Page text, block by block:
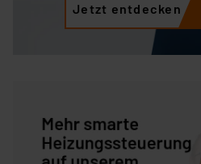
Jetzt entdecken